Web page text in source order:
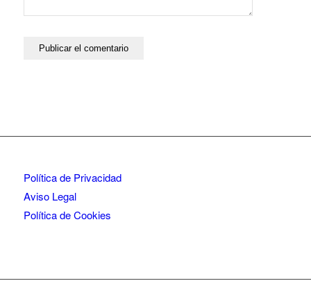
Política de Privacidad
Aviso Legal
Política de Cookies